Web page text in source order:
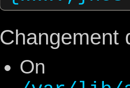
Changement
On